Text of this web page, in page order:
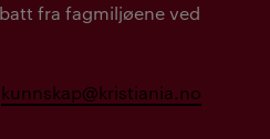
fra fagmiljøene ved
kunnskap@kristiania.no